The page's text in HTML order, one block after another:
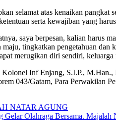
selamat atas kenaikan
serta kewajiban yang
saya berpesan, kalian harus
tingkatkan pengetahuan
merugikan diri sendiri, keluarga
Inf Enjang, S.I.P.,
043/Gatam, Para Perwakilan
NATAR AGUNG
Olahraga Bersama. Majalah